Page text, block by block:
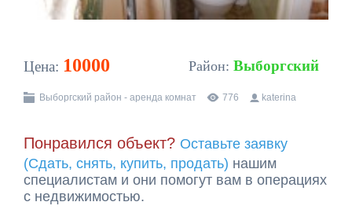
Цена: 10000 Район: Выборгский
Выборгский район - аренда комнат 776 katerina
Понравился объект? Оставьте заявку
(Сдать, снять, купить, продать) нашим
специалистам и они помогут вам в операциях
с недвижимостью.